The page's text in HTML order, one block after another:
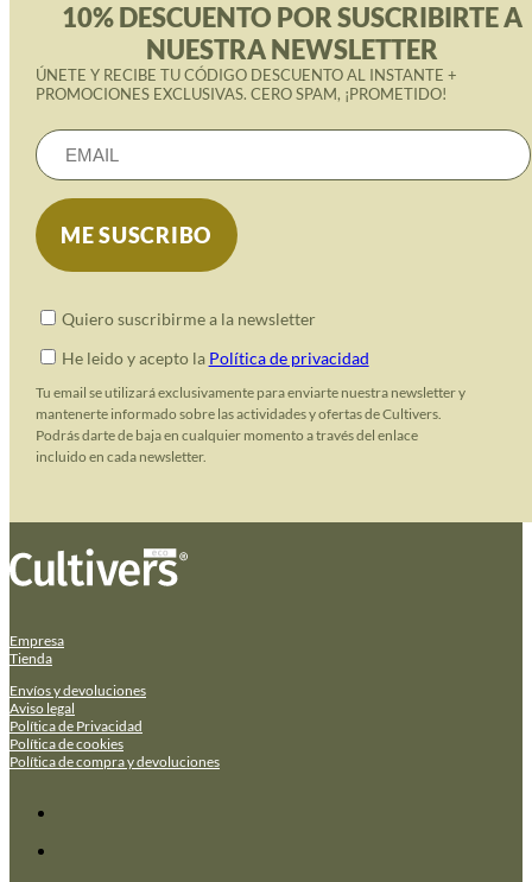
10% DESCUENTO POR SUSCRIBIRTE A
NUESTRA NEWSLETTER
ÚNETE Y RECIBE TU CÓDIGO DESCUENTO AL INSTANTE +
PROMOCIONES EXCLUSIVAS. CERO SPAM, ¡PROMETIDO!
Quiero suscribirme a la newsletter
He leido y acepto la Política de privacidad
Tu email se utilizará exclusivamente para enviarte nuestra newsletter y
mantenerte informado sobre las actividades y ofertas de Cultivers.
Podrás darte de baja en cualquier momento a través del enlace
incluido en cada newsletter.
Empresa
Tienda
Envíos y devoluciones
Aviso legal
Política de Privacidad
Política de cookies
Política de compra y devoluciones